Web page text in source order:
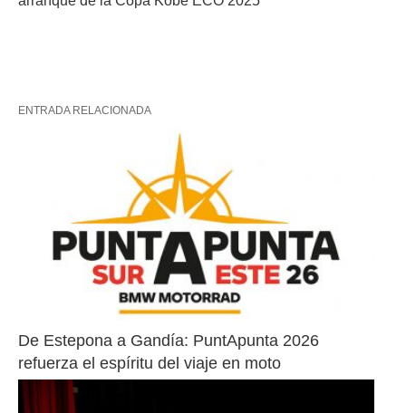
ENTRADA RELACIONADA
De Estepona a Gandía: PuntApunta 2026
refuerza el espíritu del viaje en moto